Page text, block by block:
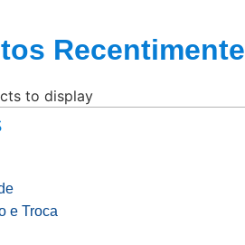
Recentimente
to display
e Troca